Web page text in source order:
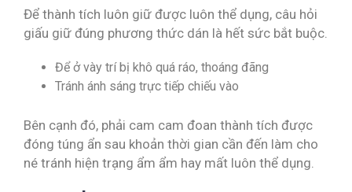
Để thành tích luôn giữ được luôn thể dụng, câu hỏi
giấu giữ đúng phương thức dán là hết sức bắt buộc.
Để ở vày trí bị khô quá ráo, thoáng đãng
Tránh ánh sáng trực tiếp chiếu vào
Bên cạnh đó, phải cam cam đoan thành tích được
đóng túng ẩn sau khoản thời gian cần đến làm cho
né tránh hiện trạng ẩm ẩm hay mất luôn thể dụng.